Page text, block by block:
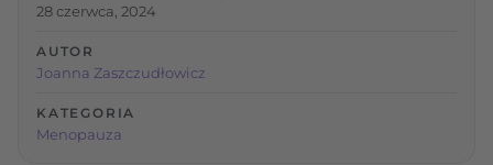
28 czerwca, 2024
AUTOR
Joanna Zaszczudłowicz
KATEGORIA
Menopauza